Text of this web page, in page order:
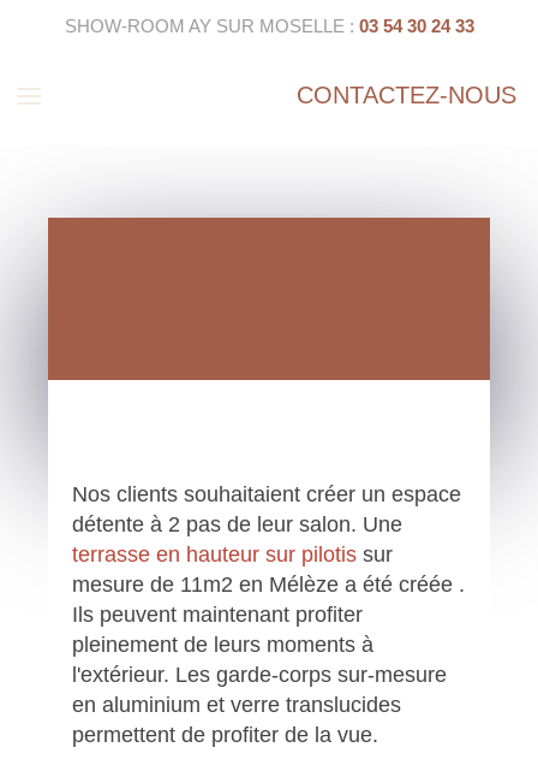
SHOW-ROOM AY SUR MOSELLE : 03 54 30 24 33
a CONTACTEZ-NOUS
Nos clients souhaitaient créer un espace
détente à 2 pas de leur salon. Une
terrasse en hauteur sur pilotis sur
mesure de 11m2 en Mélèze a été créée .
Ils peuvent maintenant profiter
pleinement de leurs moments à
l'extérieur. Les garde-corps sur-mesure
en aluminium et verre translucides
permettent de profiter de la vue.